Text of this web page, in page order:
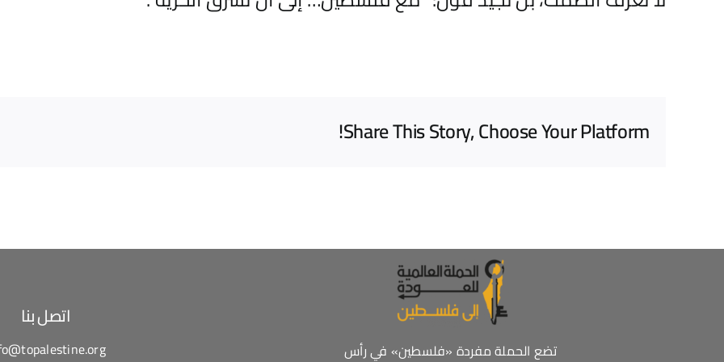
Share This Story, Choose Your Platform!
تضع الحملة مفردة «فلسطين» في رأس
اتصل بنا